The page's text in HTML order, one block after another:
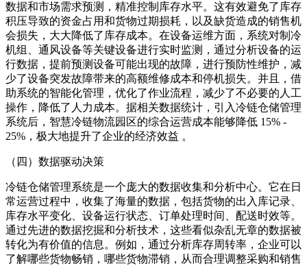
数据和市场需求预测，精准控制库存水平。这有效避免了库存
积压导致的资金占用和货物过期损耗，以及缺货造成的销售机
会损失，大大降低了库存成本。在设备运维方面，系统对制冷
机组、通风设备等关键设备进行实时监测，通过分析设备的运
行数据，提前预测设备可能出现的故障，进行预防性维护，减
少了设备突发故障带来的高额维修成本和停机损失。并且，借
助系统的智能化管理，优化了作业流程，减少了不必要的人工
操作，降低了人力成本。据相关数据统计，引入冷链仓储管理
系统后，智慧冷链物流园区的综合运营成本能够降低 15% -
25%，极大地提升了企业的经济效益 。
（四）数据驱动决策
冷链仓储管理系统是一个庞大的数据收集和分析中心。它在日
常运营过程中，收集了海量的数据，包括货物的出入库记录、
库存水平变化、设备运行状态、订单处理时间、配送时效等。
通过先进的数据挖掘和分析技术，这些看似杂乱无章的数据被
转化为有价值的信息。例如，通过分析库存周转率，企业可以
了解哪些货物畅销，哪些货物滞销，从而合理调整采购和销售